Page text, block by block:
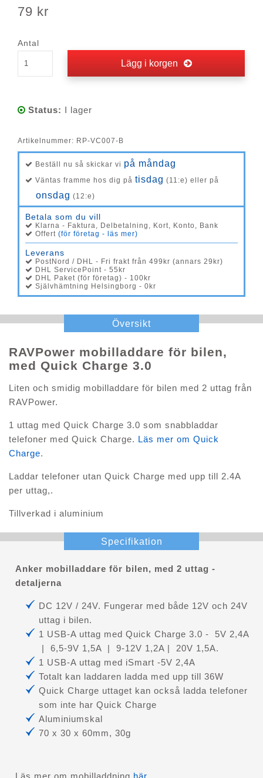
79 kr
Antal
Lägg i korgen
Status: I lager
Artikelnummer: RP-VC007-B
Beställ nu så skickar vi på måndag
Väntas framme hos dig på tisdag (11:e) eller på
onsdag (12:e)
Betala som du vill
Klarna - Faktura, Delbetalning, Kort, Konto, Bank
Offert (för företag - läs mer)
Leverans
PostNord / DHL - Fri frakt från 499kr (annars 29kr)
DHL ServicePoint - 55kr
DHL Paket (för företag) - 100kr
Självhämtning Helsingborg - 0kr
Översikt
RAVPower mobilladdare för bilen,
med Quick Charge 3.0
Liten och smidig mobilladdare för bilen med 2 uttag från
RAVPower.
1 uttag med Quick Charge 3.0 som snabbladdar
telefoner med Quick Charge. Läs mer om Quick
Charge.
Laddar telefoner utan Quick Charge med upp till 2.4A
per uttag,.
Tillverkad i aluminium
Specifikation
Anker mobilladdare för bilen, med 2 uttag -
detaljerna
DC 12V / 24V. Fungerar med både 12V och 24V
uttag i bilen.
1 USB-A uttag med Quick Charge 3.0 -
5V 2,4A
| 6,5-9V 1,5A | 9-12V 1,2A | 20V 1,5A.
1 USB-A uttag med iSmart -5V 2,4A
Totalt kan laddaren ladda med upp till 36W
Quick Charge uttaget kan också ladda telefoner
som inte har Quick Charge
Aluminiumskal
70 x 30 x 60mm, 30g